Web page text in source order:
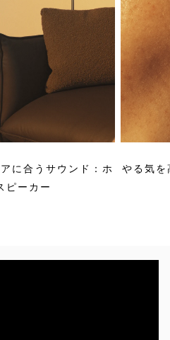
に合うサウンド：ホ
ピーカー
やる気を